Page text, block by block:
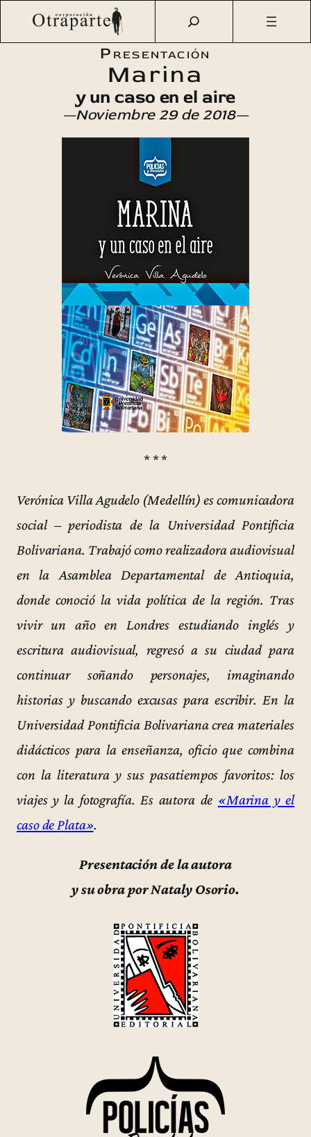
Saltar
Otraparte.org/Agenda Cultural Literatura
Marina y un
Presentación
Marina
y un caso en el aire
—Noviembre 29 de 2018—
* * *
Verónica Villa Agudelo (Medellín) es comunicadora
social – periodista de la Universidad Pontificia
Bolivariana. Trabajó como realizadora audiovisual
en la Asamblea Departamental de Antioquia,
donde conoció la vida política de la región. Tras
vivir un año en Londres estudiando inglés y
escritura audiovisual, regresó a su ciudad para
continuar soñando personajes, imaginando
historias y buscando excusas para escribir. En la
Universidad Pontificia Bolivariana crea materiales
didácticos para la enseñanza, oficio que combina
con la literatura y sus pasatiempos favoritos: los
viajes y la fotografía. Es autora de «Marina y el
caso de Plata».
Presentación de la autora
y su obra por Nataly Osorio.